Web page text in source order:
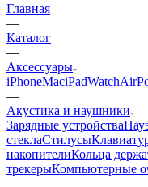
Главная
—
Каталог
—
Аксессуары
iPhoneMaciPadWatch
—
Акустика и наушники
Зарядные устройства
стеклаСтилусы
накопителиКольца
трекерыКомпьютерные
—